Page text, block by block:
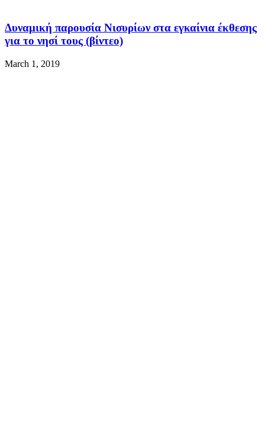
Δυναμική παρουσία Νισυρίων στα εγκαίνια έκθεσης
για το νησί τους (βίντεο)
March 1, 2019